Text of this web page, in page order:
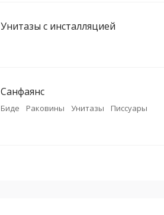
Унитазы с инсталляцией
Санфаянс
Биде Раковины Унитазы Писсуары